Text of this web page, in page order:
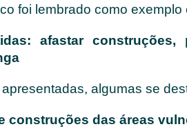
foi lembrado como exemplo
afastar construções,
algumas se
construções das áreas